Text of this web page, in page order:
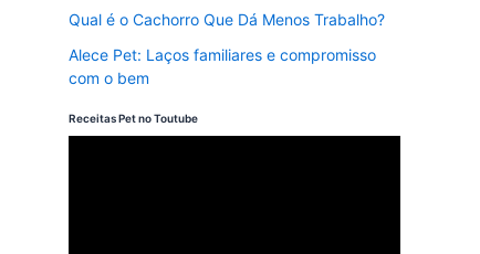
Qual é o Cachorro Que Dá Menos Trabalho?
Alece Pet: Laços familiares e compromisso
com o bem
Receitas Pet no Toutube